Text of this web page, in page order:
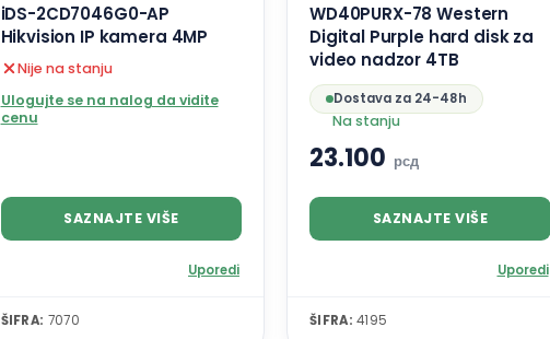
iDS-2CD7046G0-AP
Hikvision IP kamera 4MP
Nije na stanju
Ulogujte se na nalog da vidite
cenu
SAZNAJTE VIŠE
Uporedi
ŠIFRA: 7070
WD40PURX-78 Western
Digital Purple hard disk za
video nadzor 4TB
Dostava za 24-48h
Na stanju
23.100 рсд
SAZNAJTE VIŠE
Uporedi
ŠIFRA: 4195